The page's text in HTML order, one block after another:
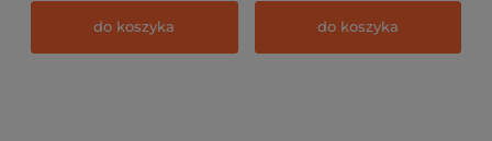
do koszyka do koszyka